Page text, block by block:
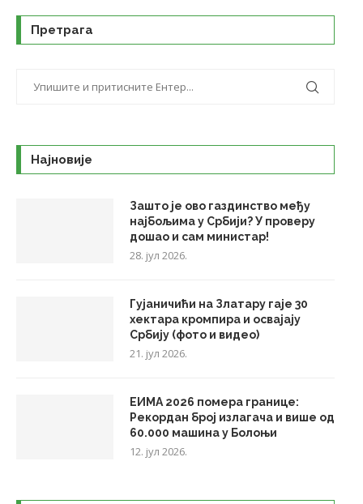
Претрага
Најновије
Зашто је ово газдинство међу
најбољима у Србији? У проверу
дошао и сам министар!
28. јул 2026.
Гујаничићи на Златару гаје 30
хектара кромпира и освајају
Србију (фото и видео)
21. јул 2026.
ЕИМА 2026 помера границе:
Рекордан број излагача и више од
60.000 машина у Болоњи
12. јул 2026.